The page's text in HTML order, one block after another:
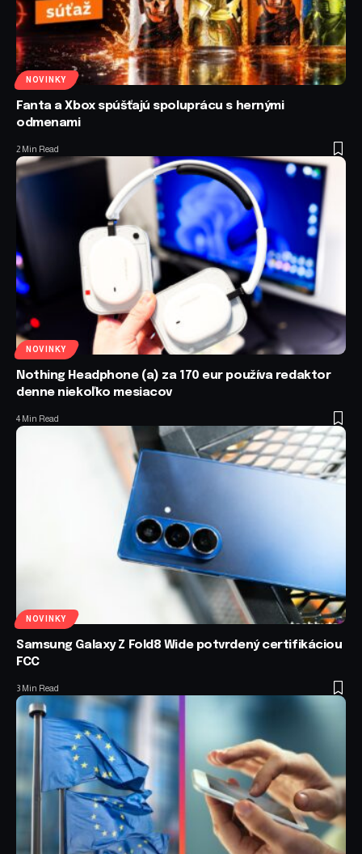
NOVINKY
Fanta a Xbox spúšťajú spoluprácu s hernými
odmenami
2 Min Read
NOVINKY
Nothing Headphone (a) za 170 eur používa redaktor
denne niekoľko mesiacov
4 Min Read
NOVINKY
Samsung Galaxy Z Fold8 Wide potvrdený certifikáciou
FCC
3 Min Read